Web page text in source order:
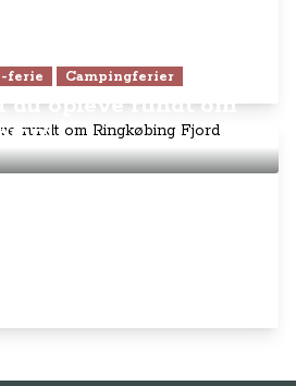
ferie Campingferier
du opleve rundt om